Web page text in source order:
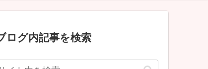
ログ内記事を検索